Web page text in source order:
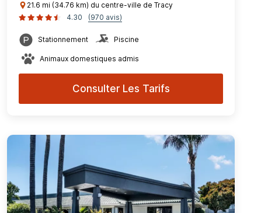
21.6 mi (34.76 km) du centre-ville de Tracy
4.30
(970 avis)
Stationnement Piscine
Animaux domestiques admis
Consulter Les Tarifs